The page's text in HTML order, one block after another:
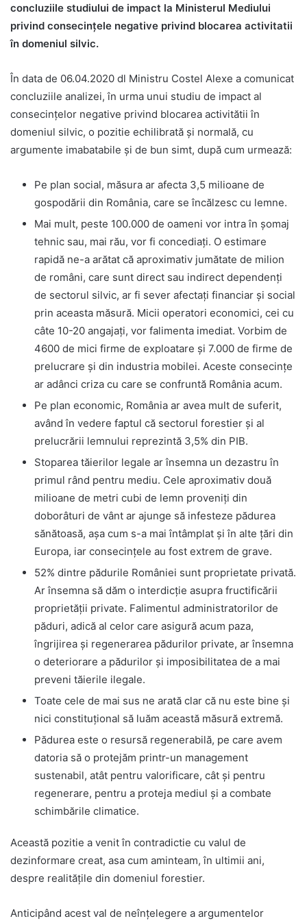
concluziile studiului de impact la Ministerul Mediului
privind consecințele negative privind blocarea activitatii
în domeniul silvic.
În data de 06.04.2020 dl Ministru Costel Alexe a comunicat
concluziile analizei, în urma unui studiu de impact al
consecințelor negative privind blocarea activitătii în
domeniul silvic, o pozitie echilibrată și normală, cu
argumente imabatabile și de bun simt, după cum urmează:
Pe plan social, măsura ar afecta 3,5 milioane de
gospodării din România, care se încălzesc cu lemne.
Mai mult, peste 100.000 de oameni vor intra în șomaj
tehnic sau, mai rău, vor fi concediați. O estimare
rapidă ne-a arătat că aproximativ jumătate de milion
de români, care sunt direct sau indirect dependenți
de sectorul silvic, ar fi sever afectați financiar și social
prin aceasta măsură. Micii operatori economici, cei cu
câte 10-20 angajați, vor falimenta imediat. Vorbim de
4600 de mici firme de exploatare și 7.000 de firme de
prelucrare și din industria mobilei. Aceste consecințe
ar adânci criza cu care se confruntă România acum.
Pe plan economic, România ar avea mult de suferit,
având în vedere faptul că sectorul forestier și al
prelucrării lemnului reprezintă 3,5% din PIB.
Stoparea tăierilor legale ar însemna un dezastru în
primul rând pentru mediu. Cele aproximativ două
milioane de metri cubi de lemn proveniți din
doborâturi de vânt ar ajunge să infesteze pădurea
sănătoasă, așa cum s-a mai întâmplat și în alte țări din
Europa, iar consecințele au fost extrem de grave.
52% dintre pădurile României sunt proprietate privată.
Ar însemna să dăm o interdicție asupra fructificării
proprietății private. Falimentul administratorilor de
păduri, adică al celor care asigură acum paza,
îngrijirea și regenerarea pădurilor private, ar însemna
o deteriorare a pădurilor și imposibilitatea de a mai
preveni tăierile ilegale.
Toate cele de mai sus ne arată clar că nu este bine și
nici constituțional să luăm această măsură extremă.
Pădurea este o resursă regenerabilă, pe care avem
datoria să o protejăm printr-un management
sustenabil, atât pentru valorificare, cât și pentru
regenerare, pentru a proteja mediul și a combate
schimbările climatice.
Această pozitie a venit în contradictie cu valul de
dezinformare creat, asa cum aminteam, în ultimii ani,
despre realitățile din domeniul forestier.
Anticipând acest val de neînțelegere a argumentelor